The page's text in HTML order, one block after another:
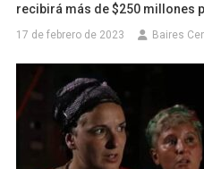
recibirá más de $250 millones
17 de febrero de 2023 Baires